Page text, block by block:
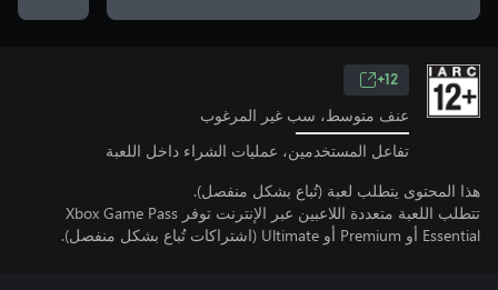
12+
عنف متوسط، سب غير المرغوب
تفاعل المستخدمين، عمليات الشراء داخل اللعبة
هذا المحتوى يتطلب لعبة (تُباع بشكل منفصل).
تتطلب اللعبة متعددة اللاعبين عبر الإنترنت توفر Xbox Game Pass
Essential أو Premium أو Ultimate (اشتراكات تُباع بشكل منفصل).